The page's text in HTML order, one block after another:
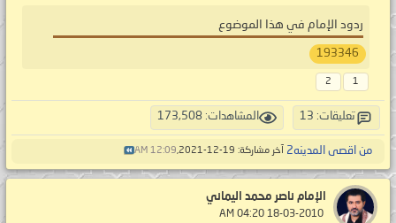
ردود الإمام في هذا الموضوع
193346
1
2
تعليقات: 13 المشاهدات: 173,508
من اقصى المدينه2 آخر مشاركة: 19-12-2021, 12:09 AM
الإمام ناصر محمد اليماني